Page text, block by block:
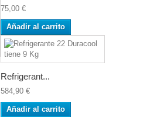
75,00 €
Añadir al carrito
Refrigerant...
584,90 €
Añadir al carrito